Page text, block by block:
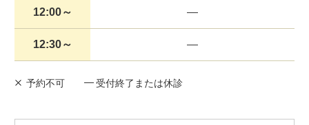
12:00～
12:30～
予約不可 受付終了または休診